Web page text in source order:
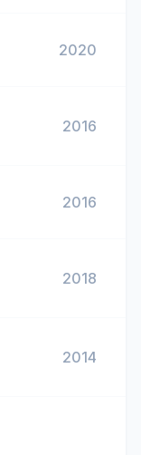
2020
2016
2016
2018
2014